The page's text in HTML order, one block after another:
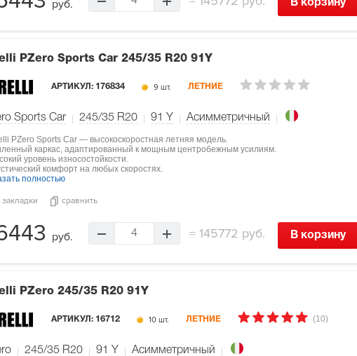
руб. В корзину
PZero Sports Car 245/35 R20 91Y
АРТИКУЛ: 176834 9 шт. ЛЕТНИЕ
Sports Car 245/35 R20 91 Y Асимметричный
PZero Sports Car — высокоскоростная летняя модель.
каркас, адаптированный к мощным центробежным усилиям.
уровень износостойкости.
комфорт на любых скоростях.
полностью
закладки сравнить
руб. 4 =145772 руб. В корзину
PZero 245/35 R20 91Y
АРТИКУЛ: 16712 10 шт. ЛЕТНИЕ (10)
245/35 R20 91 Y Асимметричный